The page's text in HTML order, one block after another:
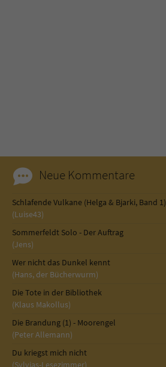
Neue Kommentare
Schlafende Vulkane (Helga & Bjarki, Band 1)
(Luise43)
Sommerfeldt Solo - Der Auftrag
(Jens)
Wer nicht das Dunkel kennt
(Hans, der Bücherwurm)
Die Tote in der Bibliothek
(Klaus Makollus)
Die Brandung (1) - Moorengel
(Peter Allemann)
Du kriegst mich nicht
(Sylvias-Lesezimmer)